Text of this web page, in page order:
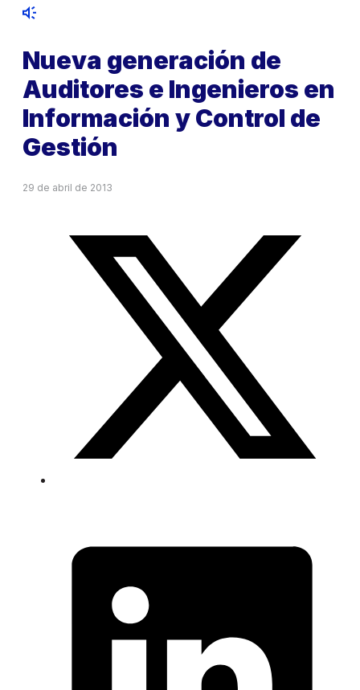
Nueva generación de
Auditores e Ingenieros en
Información y Control de
Gestión
29 de abril de 2013